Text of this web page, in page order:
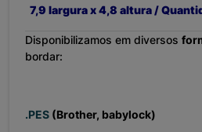
7,9 largura x 4,8 altura /
Disponibilizamos em diversos
bordar:
.PES (Brother, babylock)